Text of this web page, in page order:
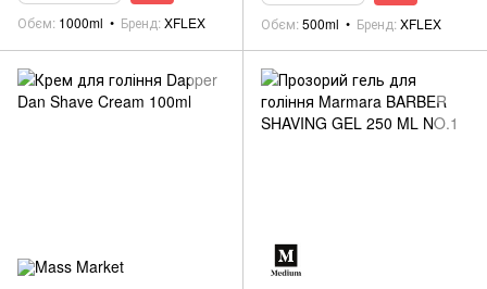
Обєм 1000ml Бренд XFLEX Обєм 500ml Бренд XFLEX